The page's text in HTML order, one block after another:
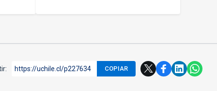
https://uchile.cl/p227634 COPIAR